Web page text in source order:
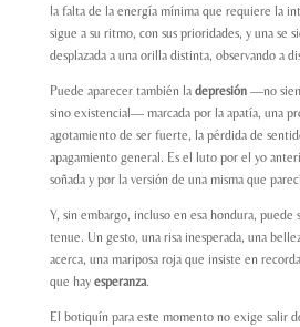
la falta de la energía mínima que requiere la
sigue a su ritmo, con sus prioridades, y una se
desplazada a una orilla distinta, observando a
Puede aparecer también la depresión—no
sino existencial— marcada por la apatía, una
agotamiento de ser fuerte, la pérdida de
apagamiento general. Es el luto por el yo
soñada y por la versión de una misma que
Y, sin embargo, incluso en esa hondura, puede
tenue. Un gesto, una risa inesperada, una
acerca, una mariposa roja que insiste en
que hay esperanza.
El botiquín para este momento no exige salir